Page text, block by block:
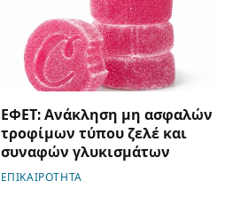
ΕΦΕΤ: Ανάκληση μη ασφαλών
τροφίμων τύπου ζελέ και
συναφών γλυκισμάτων
ΕΠΙΚΑΙΡΟΤΗΤΑ